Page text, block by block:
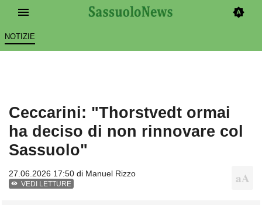
NOTIZIE
Ceccarini: "Thorstvedt ormai
ha deciso di non rinnovare col
Sassuolo"
27.06.2026 17:50 di Manuel Rizzo
VEDI LETTURE